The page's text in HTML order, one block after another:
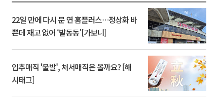
22일 만에 다시 문 연 홈플러스…정상화 바
쁜데 재고 없어 ‘발동동’[가보니]
입추매직 '불발', 처서매직은 올까요? [해
시태그]